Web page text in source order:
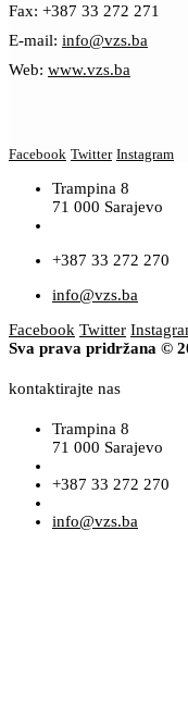
Fax: +387 33 272 271
E-mail: info@vzs.ba
Web: www.vzs.ba
Facebook Twitter Instagram
Trampina 8
71 000 Sarajevo
+387 33 272 270
info@vzs.ba
Facebook Twitter
Sva prava pridržana ©
kontaktirajte nas
Trampina 8
71 000 Sarajevo
+387 33 272 270
info@vzs.ba